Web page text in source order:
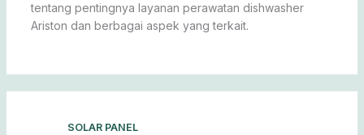
tentang pentingnya layanan perawatan dishwasher
Ariston dan berbagai aspek yang terkait.
SOLAR PANEL